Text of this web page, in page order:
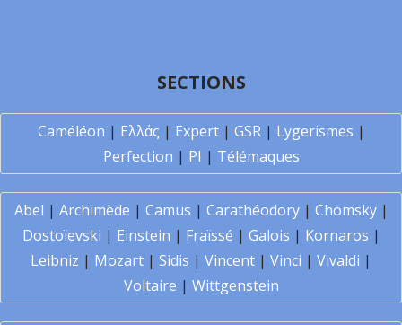
SECTIONS
Caméléon | Ελλάς | Expert| GSR| Lygerismes |
Perfection | PI | Télémaques
Abel | Archimède | Camus | Carathéodory| Chomsky|
Dostoïevski | Einstein | Fraïssé | Galois | Kornaros |
Leibniz | Mozart | Sidis | Vincent | Vinci | Vivaldi |
Voltaire | Wittgenstein